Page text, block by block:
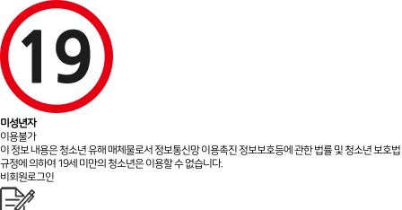
미성년자
이용불가
이 정보 내용은 청소년 유해 매체물로서 정보통신망 이용촉진 정보보호등에 관한 법률 및 청소년 보호법
규정에 의하여 19세 미만의 청소년은 이용할 수 없습니다.
비회원로그인